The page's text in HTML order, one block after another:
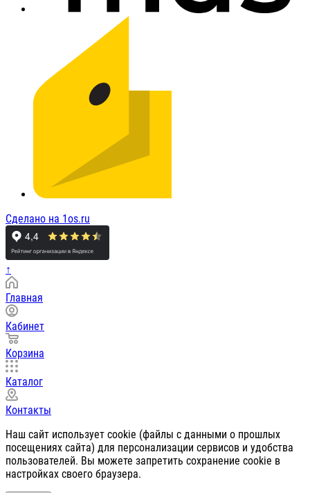
Сделано на 1os.ru
↑
Главная
Кабинет
Корзина
Каталог
Контакты
Наш сайт использует cookie (файлы с данными о прошлых
посещениях сайта) для персонализации сервисов и удобства
пользователей. Вы можете запретить сохранение cookie в
настройках своего браузера.